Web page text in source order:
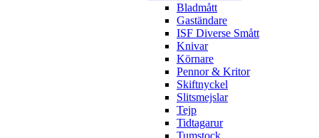
Bladmått
Gaständare
ISF Diverse Smått
Knivar
Körnare
Pennor & Kritor
Skiftnyckel
Slitsmejslar
Tejp
Tidtagarur